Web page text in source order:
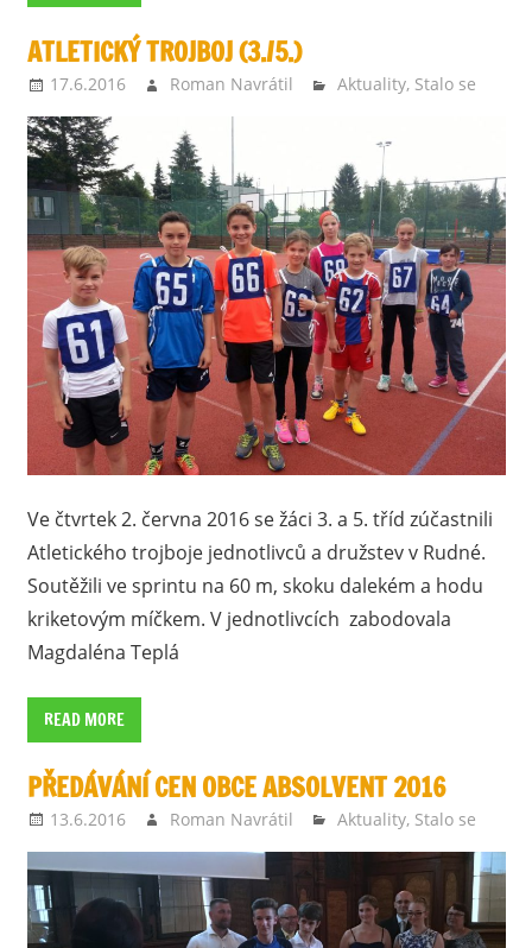
ATLETICKÝ TROJBOJ (3./5.)
17.6.2016 Roman Navrátil Aktuality, Stalo se
Ve čtvrtek 2. června 2016 se žáci 3. a 5. tříd zúčastnili
Atletického trojboje jednotlivců a družstev v Rudné.
Soutěžili ve sprintu na 60 m, skoku dalekém a hodu
kriketovým míčkem. V jednotlivcích zabodovala
Magdaléna Teplá
READ MORE
PŘEDÁVÁNÍ CEN OBCE ABSOLVENT 2016
13.6.2016 Roman Navrátil Aktuality, Stalo se